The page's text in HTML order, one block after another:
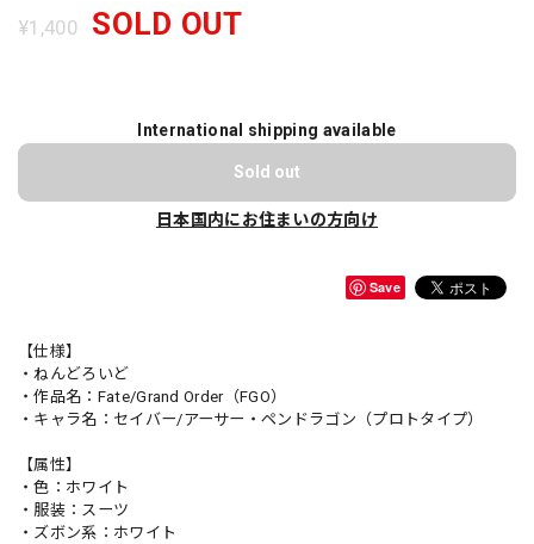
¥1,400 SOLD OUT
International shipping available
Sold out
日本国内にお住まいの方向け
Save
【仕様】
・ねんどろいど
・作品名：Fate/Grand Order（FGO）
・キャラ名：セイバー/アーサー・ペンドラゴン（プロトタイプ）
【属性】
・色：ホワイト
・服装：スーツ
・ズボン系：ホワイト